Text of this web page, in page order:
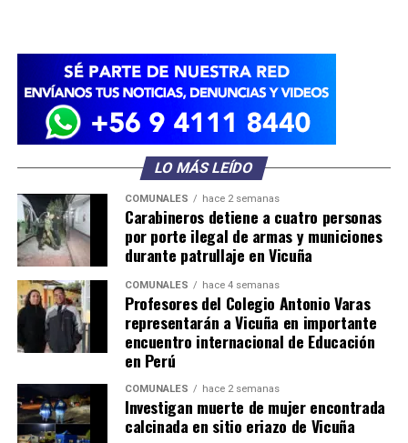
LO MÁS LEÍDO
COMUNALES hace 2 semanas
Carabineros detiene a cuatro personas
por porte ilegal de armas y municiones
durante patrullaje en Vicuña
COMUNALES hace 4 semanas
Profesores del Colegio Antonio Varas
representarán a Vicuña en importante
encuentro internacional de Educación
en Perú
COMUNALES hace 2 semanas
Investigan muerte de mujer encontrada
calcinada en sitio eriazo de Vicuña